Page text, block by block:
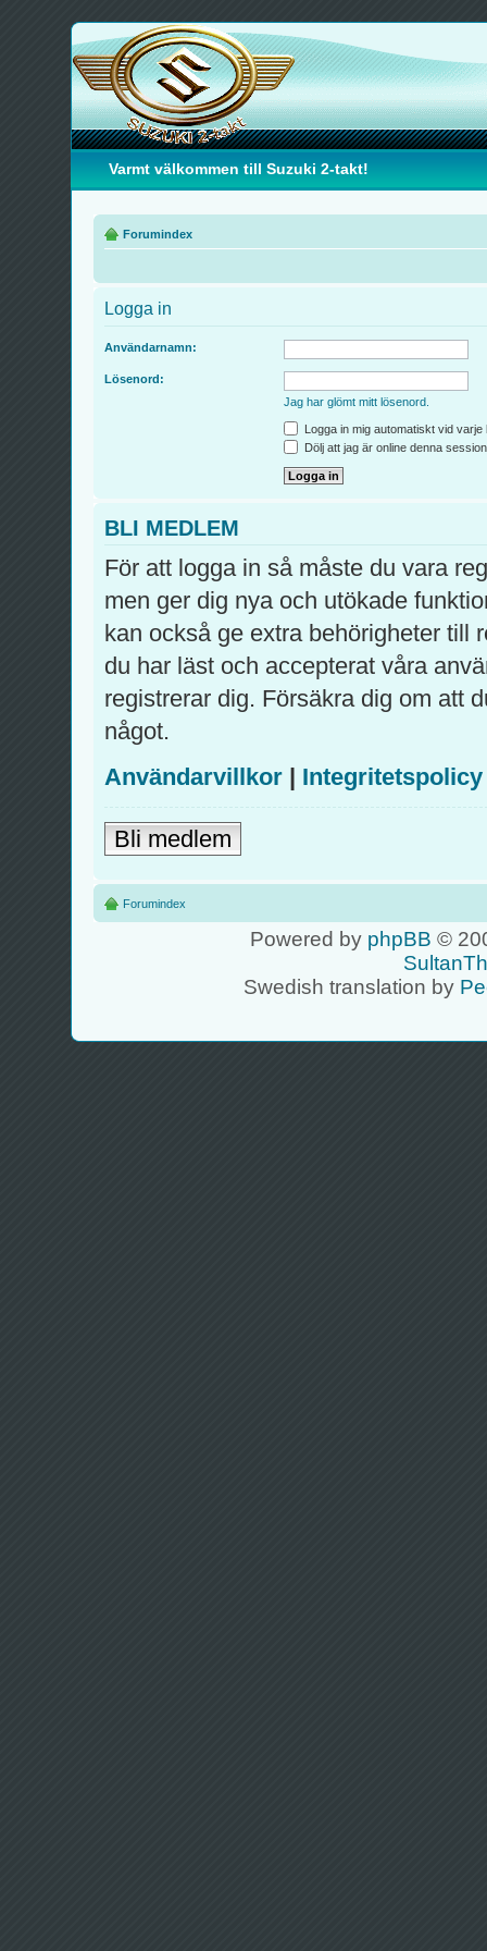
Varmt välkommen till Suzuki 2-takt!
Forumindex
Logga in
Användarnamn:
Lösenord:
Jag har glömt mitt lösenord.
Logga in mig automatiskt vid varje
Dölj att jag är online denna
BLI MEDLEM
För att logga in så måste du vara
men ger dig nya och utökade
kan också ge extra behörigheter till
du har läst och accepterat våra
registrerar dig. Försäkra dig om att
något.
Användarvillkor | Integritetspolicy
Bli medlem
Forumindex
Powered by phpBB ©
Swedish translation by